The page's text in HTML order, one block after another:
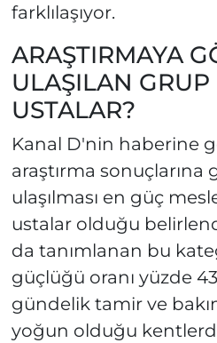
farklılaşıyor.
ARAŞTIRMAYA
ULAŞILAN
USTALAR?
Kanal D'nin haberine
araştırma sonuçlarına
ulaşılması en güç
ustalar olduğu
da tanımlanan bu
güçlüğü oranı yüzde
gündelik tamir ve
yoğun olduğu